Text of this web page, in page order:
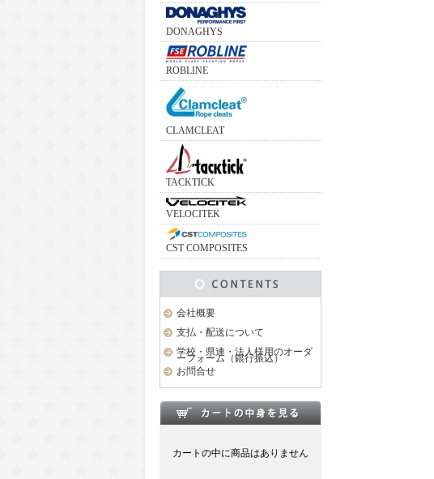
DONAGHYS
ROBLINE
CLAMCLEAT
TACKTICK
VELOCITEK
CST COMPOSITES
会社概要
支払・配送について
学校・県連・法人様用のオーダ
ーフォーム（銀行振込）
お問合せ
カートの中に商品はありません